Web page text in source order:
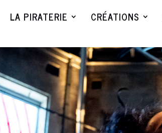
LA PIRATERIE CRÉATIONS